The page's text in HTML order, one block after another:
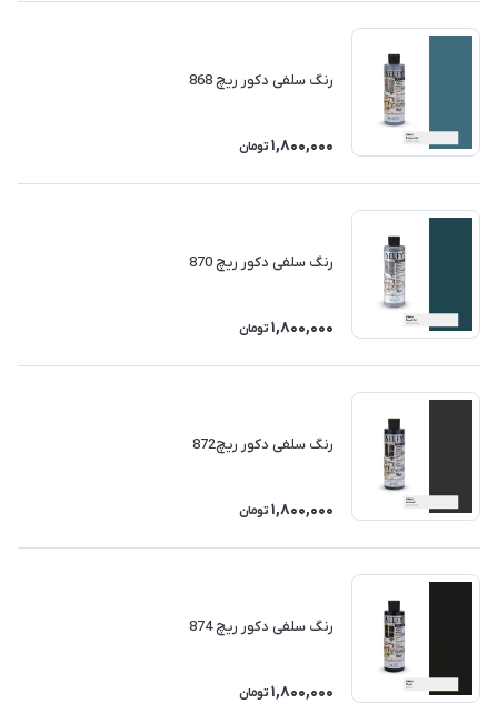
رنگ سلفی دکور ریچ 868
1,800,000 تومان
رنگ سلفی دکور ریچ 870
1,800,000 تومان
رنگ سلفی دکور ریچ872
1,800,000 تومان
رنگ سلفی دکور ریچ 874
1,800,000 تومان